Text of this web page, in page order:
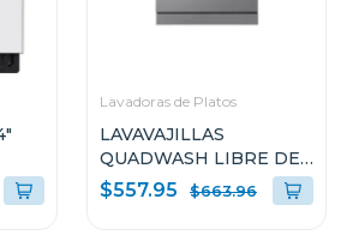
Lavadoras de Platos
LAVAVAJILLAS
QUADWASH LIBRE DE
EMPOTRE LFDFD4441T
$557.95 $663.96